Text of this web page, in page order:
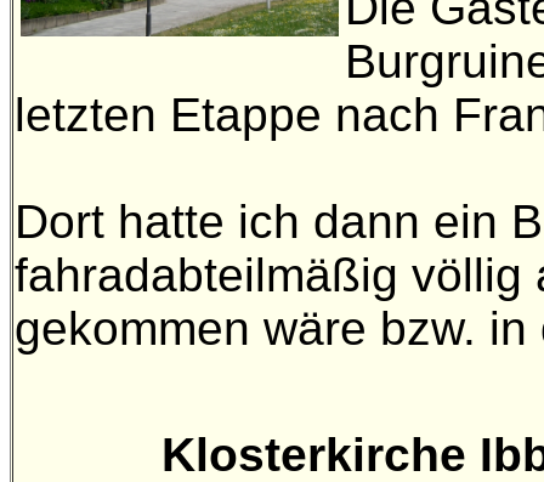
letzten Etappe nach
Dort hatte ich dann ein
fahradabteilmäßig völlig
gekommen wäre bzw.
Klosterkirche